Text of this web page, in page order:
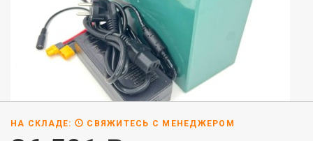
НА СКЛАДЕ: СВЯЖИТЕСЬ С МЕНЕДЖЕРОМ